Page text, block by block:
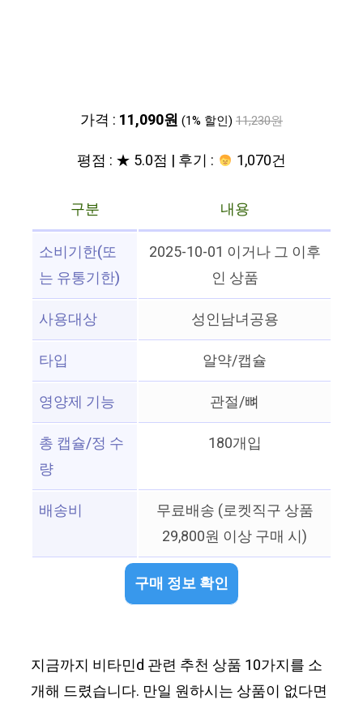
가격 : 11,090원 (1% 할인) 11,230원
평점 : ★ 5.0점 | 후기 : 1,070건
구분
내용
소비기한(또
는 유통기한)
2025-10-01 이거나 그 이후
인 상품
사용대상
성인남녀공용
타입
알약/캡슐
영양제 기능
관절/뼈
총 캡슐/정 수
량
180개입
배송비
무료배송 (로켓직구 상품
29,800원 이상 구매 시)
구매 정보 확인
지금까지 비타민d 관련 추천 상품 10가지를 소
개해 드렸습니다. 만일 원하시는 상품이 없다면